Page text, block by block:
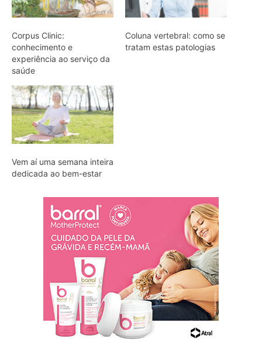
Corpus Clinic:
conhecimento e
experiência ao serviço da
saúde
Coluna vertebral: como se
tratam estas patologias
Vem aí uma semana inteira
dedicada ao bem-estar